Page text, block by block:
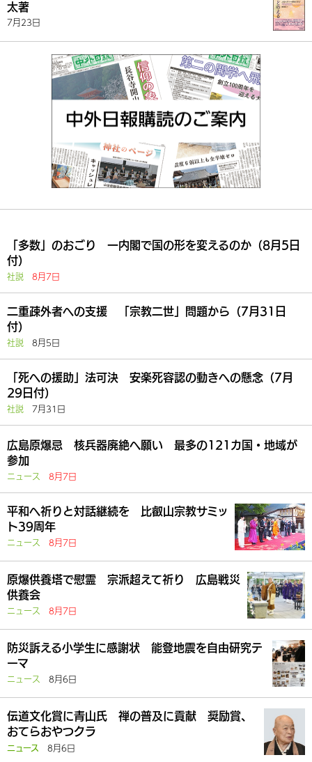
太著
7月23日
「多数」のおごり 一内閣で国の形を変えるのか（8月5日
付）
社説 8月7日
二重疎外者への支援 「宗教二世」問題から（7月31日
付）
社説 8月5日
「死への援助」法可決 安楽死容認の動きへの懸念（7月
29日付）
社説 7月31日
広島原爆忌 核兵器廃絶へ願い 最多の121カ国・地域が
参加
ニュース 8月7日
平和へ祈りと対話継続を 比叡山宗教サミッ
ト39周年
ニュース 8月7日
原爆供養塔で慰霊 宗派超えて祈り 広島戦災
供養会
ニュース 8月7日
防災訴える小学生に感謝状 能登地震を自由研究テ
ーマ
ニュース 8月6日
伝道文化賞に青山氏 禅の普及に貢献 奨励賞、
おてらおやつクラ
ニュース 8月6日